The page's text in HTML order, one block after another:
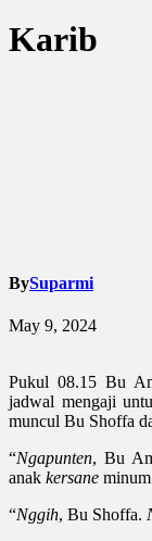
Karib
BySuparmi
May 9, 2024
Pukul 08.15 Bu
jadwal mengaji
muncul Bu Shoffa
“Ngapunten, Bu
anak kersane
“Nggih, Bu Shoffa.